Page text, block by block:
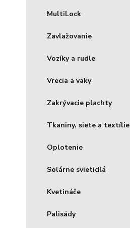
MultiLock
Zavlažovanie
Vozíky a rudle
Vrecia a vaky
Zakrývacie plachty
Tkaniny, siete a textílie
Oplotenie
Solárne svietidlá
Kvetináče
Palisády